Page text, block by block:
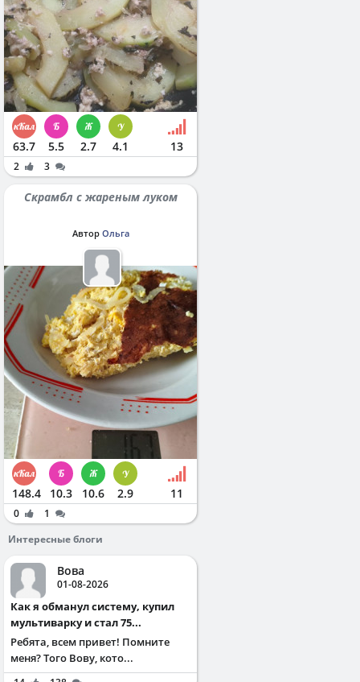
63.7 5.5 2.7 4.1 13
2 3
Скрамбл с жареным луком
Автор Ольга
148.4 10.3 10.6 2.9 11
0
1
Интересные блоги
Вова
01-08-2026
Как я обманул систему, купил
мультиварку и стал 75...
Ребята, всем привет! Помните
меня? Того Вову, кото...